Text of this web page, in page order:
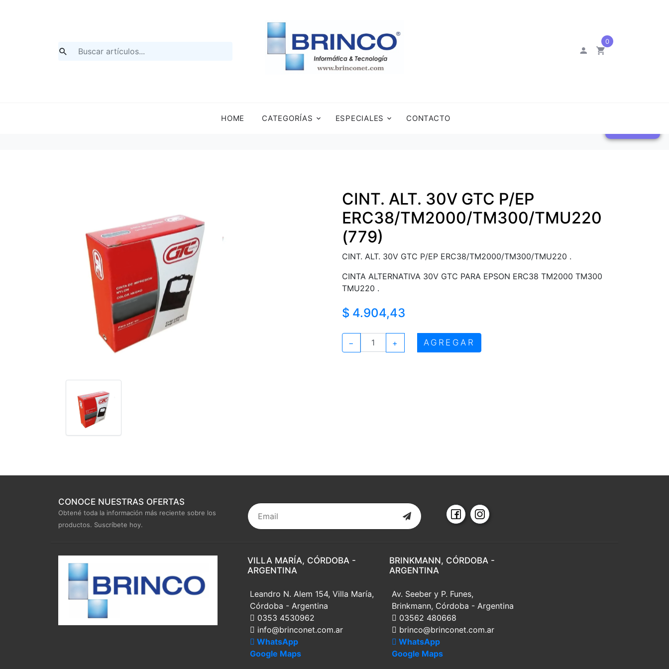
0
HOME CATEGORÍAS ESPECIALES CONTACTO
CINT. ALT. 30V GTC P/EP
ERC38/TM2000/TM300/TMU220
(779)
CINT. ALT. 30V GTC P/EP ERC38/TM2000/TM300/TMU220 .
CINTA ALTERNATIVA 30V GTC PARA EPSON ERC38 TM2000 TM300
TMU220 .
$ 4.904,43
− + AGREGAR
CONOCE NUESTRAS OFERTAS
Obtené toda la información más reciente sobre los
productos. Suscríbete hoy.
VILLA MARÍA, CÓRDOBA -
ARGENTINA
Leandro N. Alem 154, Villa María,
Córdoba - Argentina
0353 4530962
info@brinconet.com.ar
WhatsApp
Google Maps
BRINKMANN, CÓRDOBA -
ARGENTINA
Av. Seeber y P. Funes,
Brinkmann, Córdoba - Argentina
03562 480668
brinco@brinconet.com.ar
WhatsApp
Google Maps